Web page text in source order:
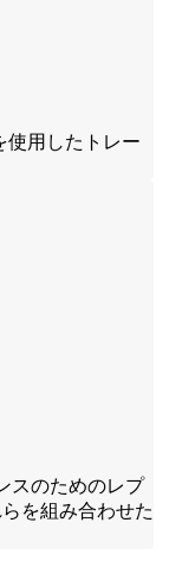
使用したトレー
スのためのレプ
を組み合わせた